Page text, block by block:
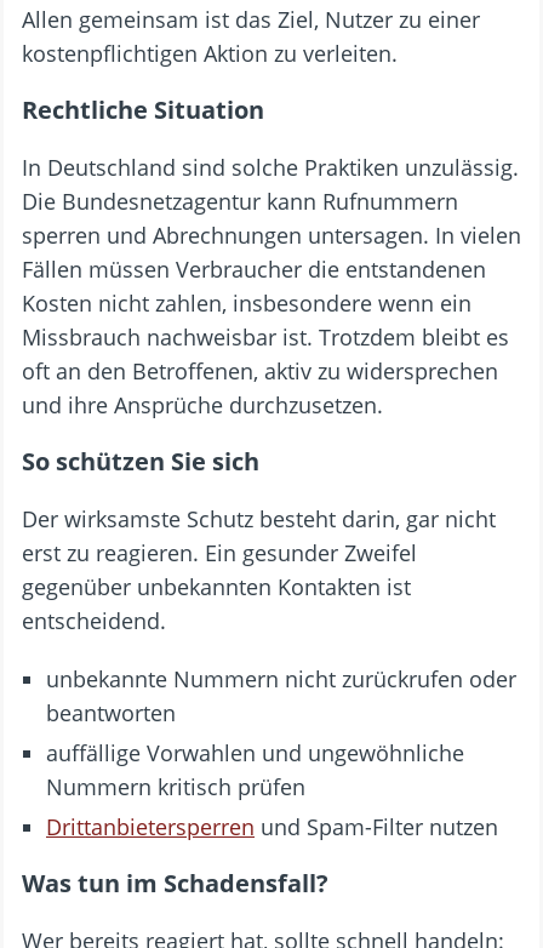
Allen gemeinsam ist das Ziel, Nutzer zu einer
kostenpflichtigen Aktion zu verleiten.
Rechtliche Situation
In Deutschland sind solche Praktiken unzulässig.
Die Bundesnetzagentur kann Rufnummern
sperren und Abrechnungen untersagen. In vielen
Fällen müssen Verbraucher die entstandenen
Kosten nicht zahlen, insbesondere wenn ein
Missbrauch nachweisbar ist. Trotzdem bleibt es
oft an den Betroffenen, aktiv zu widersprechen
und ihre Ansprüche durchzusetzen.
So schützen Sie sich
Der wirksamste Schutz besteht darin, gar nicht
erst zu reagieren. Ein gesunder Zweifel
gegenüber unbekannten Kontakten ist
entscheidend.
unbekannte Nummern nicht zurückrufen oder
beantworten
auffällige Vorwahlen und ungewöhnliche
Nummern kritisch prüfen
Drittanbietersperren und Spam-Filter nutzen
Was tun im Schadensfall?
Wer bereits reagiert hat, sollte schnell handeln: